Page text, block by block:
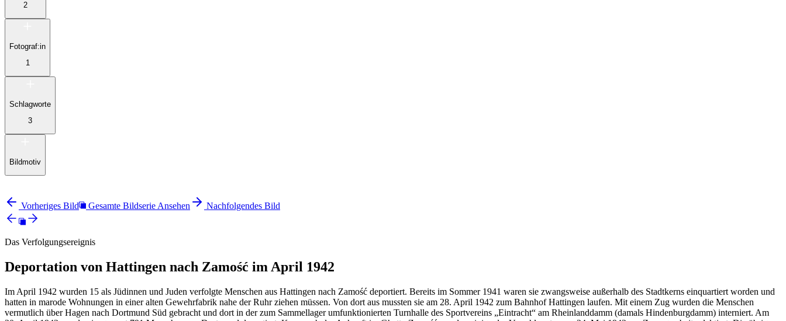
2
Fotograf:in
1
Schlagworte
3
Bildmotiv
Vorheriges Bild Gesamte Bildserie Ansehen Nachfolgendes Bild
Das Verfolgungsereignis
Deportation von Hattingen nach Zamość im April 1942
Im April 1942 wurden 15 als Jüdinnen und Juden verfolgte Menschen aus Hattingen nach Zamość deportiert. Bereits im Sommer 1941 waren sie zwangsweise außerhalb des Stadtkerns einquartiert worden und
hatten in marode Wohnungen in einer alten Gewehrfabrik nahe der Ruhr ziehen müssen. Von dort aus mussten sie am 28. April 1942 zum Bahnhof Hattingen laufen. Mit einem Zug wurden die Menschen
vermutlich über Hagen nach Dortmund Süd gebracht und dort in der zum Sammellager umfunktionierten Turnhalle des Sportvereins „Eintracht“ am Rheinlanddamm (damals Hindenburgdamm) interniert. Am